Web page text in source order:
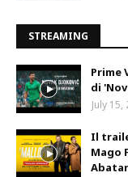
STREAMING
Prime
di
July 15,
Il
Mago